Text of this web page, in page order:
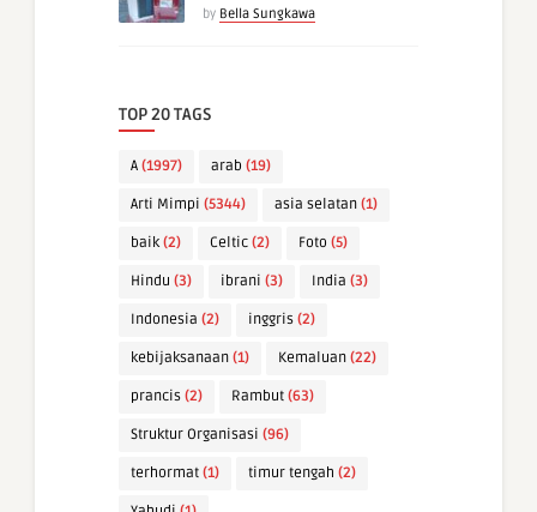
by Bella Sungkawa
TOP 20 TAGS
A (1997) arab (19)
Arti Mimpi (5344) asia selatan (1)
baik (2) Celtic (2) Foto (5)
Hindu (3) ibrani (3) India (3)
Indonesia (2) inggris (2)
kebijaksanaan (1) Kemaluan (22)
prancis (2) Rambut (63)
Struktur Organisasi (96)
terhormat (1) timur tengah (2)